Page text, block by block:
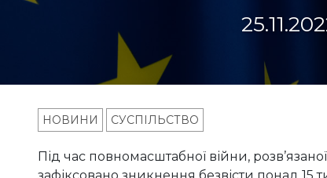
НОВИНИ СУСПІЛЬСТВО
Під час повномасштабної війни,